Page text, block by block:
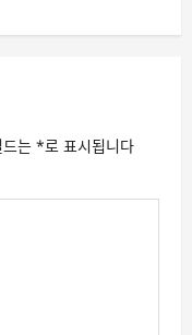
는 *로 표시됩니다